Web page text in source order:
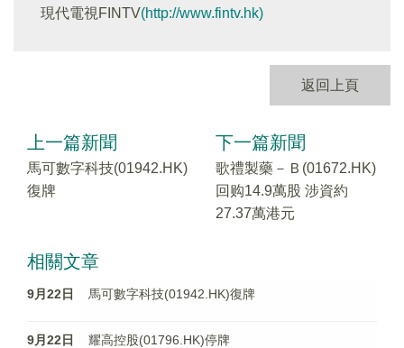
現代電視FINTV(http://www.fintv.hk)
返回上頁
上一篇新聞
馬可數字科技(01942.HK)
復牌
下一篇新聞
歌禮製藥－Ｂ(01672.HK)
回购14.9萬股 涉資約
27.37萬港元
相關文章
9月22日 馬可數字科技(01942.HK)復牌
9月22日 耀高控股(01796.HK)停牌